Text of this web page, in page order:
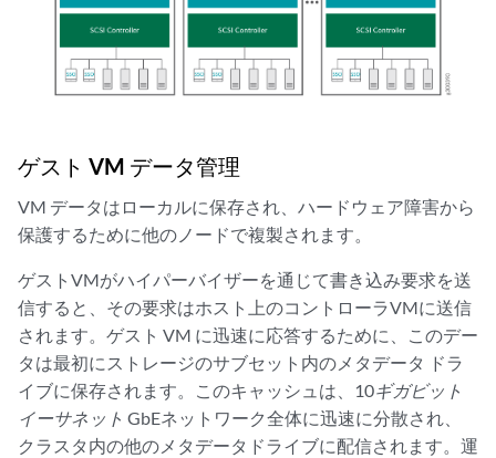
ゲスト VM データ管理
VM データはローカルに保存され、ハードウェア障害から
保護するために他のノードで複製されます。
ゲストVMがハイパーバイザーを通じて書き込み要求を送
信すると、その要求はホスト上のコントローラVMに送信
されます。ゲスト VM に迅速に応答するために、このデー
タは最初にストレージのサブセット内のメタデータ ドラ
イブに保存されます。このキャッシュは、10ギガビット
イーサネット GbEネットワーク全体に迅速に分散され、
クラスタ内の他のメタデータドライブに配信されます。運